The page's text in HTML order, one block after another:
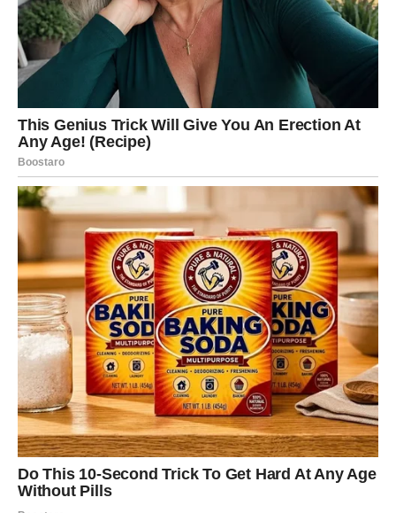
zaštita.
BLIZANCI – PORUKE, SUSRETI I
“SLUČAJNOSTI” KOJE NISU
SLUČAJNE
Blizanci ulaze u period u kojem se komunikacija pojačava.
Telefon zvoni, poruke stižu, ljudi vas traže. Ali iza te
brzine krije se nešto dublje: sudbina vam šalje
informacije koje menjaju planove.
Ljubav
Ovo je sedmica kada Blizanci mogu osetiti dilemu – srce
hoće jedno, razum drugo.
Ako ste u vezi, potrebna je iskrenost: ne prećutkujte ono
što vas muči.
Slobodni Blizanci mogu upoznati osobu koja im
intelektualno “prija” – razgovor ide lako, a to je znak da je
veza moguća.